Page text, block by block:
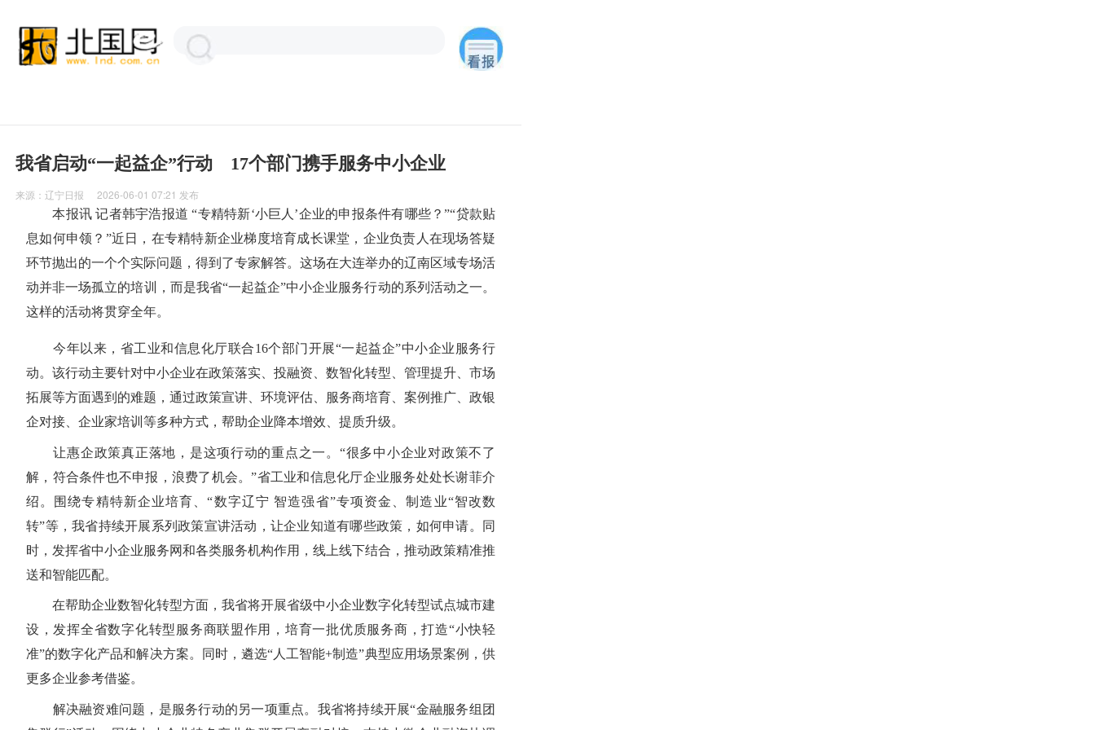
我省启动“一起益企”行动 17个部门携手服务中小企业
来源：辽宁日报 2026-06-01 07:21 发布
本报讯 记者韩宇浩报道 “专精特新‘小巨人’企业的申报条件有哪些？”“贷款贴
息如何申领？”近日，在专精特新企业梯度培育成长课堂，企业负责人在现场答疑
环节抛出的一个个实际问题，得到了专家解答。这场在大连举办的辽南区域专场活
动并非一场孤立的培训，而是我省“一起益企”中小企业服务行动的系列活动之一。
这样的活动将贯穿全年。
今年以来，省工业和信息化厅联合16个部门开展“一起益企”中小企业服务行
动。该行动主要针对中小企业在政策落实、投融资、数智化转型、管理提升、市场
拓展等方面遇到的难题，通过政策宣讲、环境评估、服务商培育、案例推广、政银
企对接、企业家培训等多种方式，帮助企业降本增效、提质升级。
让惠企政策真正落地，是这项行动的重点之一。“很多中小企业对政策不了
解，符合条件也不申报，浪费了机会。”省工业和信息化厅企业服务处处长谢菲介
绍。围绕专精特新企业培育、“数字辽宁 智造强省”专项资金、制造业“智改数
转”等，我省持续开展系列政策宣讲活动，让企业知道有哪些政策，如何申请。同
时，发挥省中小企业服务网和各类服务机构作用，线上线下结合，推动政策精准推
送和智能匹配。
在帮助企业数智化转型方面，我省将开展省级中小企业数字化转型试点城市建
设，发挥全省数字化转型服务商联盟作用，培育一批优质服务商，打造“小快轻
准”的数字化产品和解决方案。同时，遴选“人工智能+制造”典型应用场景案例，供
更多企业参考借鉴。
解决融资难问题，是服务行动的另一项重点。我省将持续开展“金融服务组团